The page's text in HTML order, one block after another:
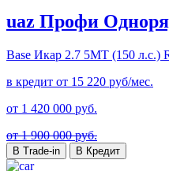
uaz Профи
Base Икар 2.7 5MT (150 л.с.)
в кредит от 15 220 руб/мес.
от 1 420 000 руб.
от 1 900 000 руб.
В Trade-in В Кредит